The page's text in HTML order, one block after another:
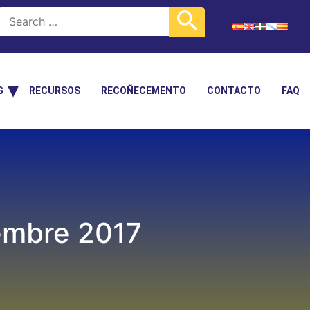
RECURSOS RECOÑECEMENTO CONTACTO FAQ
2017